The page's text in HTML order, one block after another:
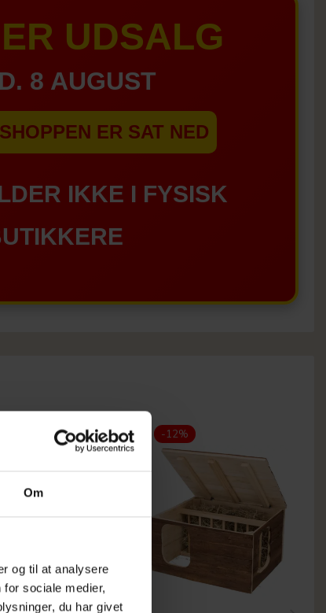
Om
og til at analysere
sociale medier,
du har givet
UDSALG
8 AUGUST
ER SAT NED
IKKE I FYSISK
-12%